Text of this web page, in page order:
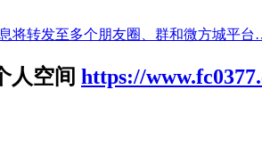
将转发至多个朋友圈、群和微方城平
人空间 https://